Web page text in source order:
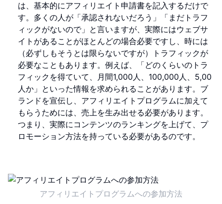
は、基本的にアフィリエイト申請書を記入するだけで
す。多くの人が「承認されないだろう」「まだトラフ
ィックがないので」と言いますが、実際にはウェブサ
イトがあることがほとんどの場合必要ですし、時には
（必ずしもそうとは限らないですが）トラフィックが
必要なこともあります。例えば、「どのくらいのトラ
フィックを得ていて、月間1,000人、100,000人、5,00
人か」といった情報を求められることがあります。ブ
ランドを宣伝し、アフィリエイトプログラムに加えて
もらうためには、売上を生み出せる必要があります。
つまり、実際にコンテンツのランキングを上げて、プ
ロモーション方法を持っている必要があるのです。
アフィリエイトプログラムへの参加方法